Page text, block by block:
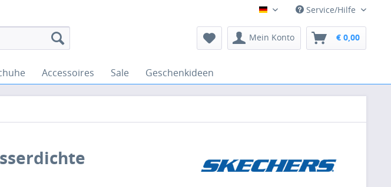
Deutsch Service/Hilfe
Mein Konto € 0,00
Accessoires Sale Geschenkideen